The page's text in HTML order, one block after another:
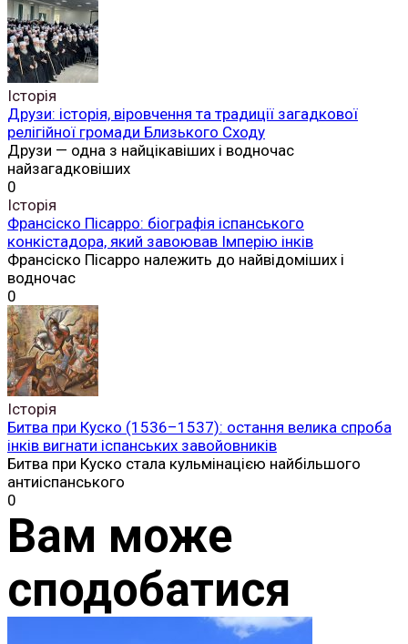
Історія
Друзи: історія, віровчення та традиції загадкової
релігійної громади Близького Сходу
Друзи — одна з найцікавіших і водночас
найзагадковіших
0
Історія
Франсіско Пісарро: біографія іспанського
конкістадора, який завоював Імперію інків
Франсіско Пісарро належить до найвідоміших і
водночас
0
Історія
Битва при Куско (1536–1537): остання велика спроба
інків вигнати іспанських завойовників
Битва при Куско стала кульмінацією найбільшого
антиіспанського
0
Вам може
сподобатися